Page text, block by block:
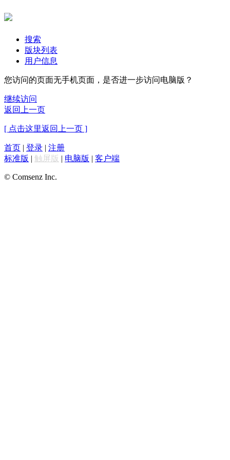
搜索
版块列表
用户信息
您访问的页面无手机页面，是否进一步访问电脑版？
继续访问
返回上一页
[ 点击这里返回上一页 ]
首页 | 登录 | 注册
标准版 | 触屏版 | 电脑版 | 客户端
© Comsenz Inc.